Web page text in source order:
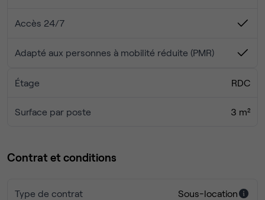
proximité
Place de parking sécurisée disponible en supplément :
80 € / mois
Accès 24/7
Adapté aux personnes à mobilité réduite (PMR)
Étage RDC
Surface par poste 3 m²
Contrat et conditions
Type de contrat Sous-location